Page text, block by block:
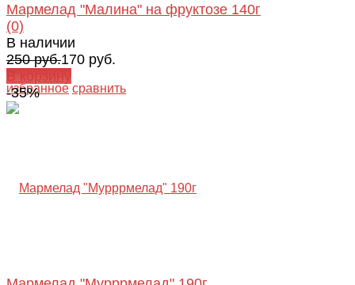
избранное сравнить
Мармелад "Малина" на фруктозе 140г
(0)
В наличии
250 руб.170 руб.
В корзину
-35%